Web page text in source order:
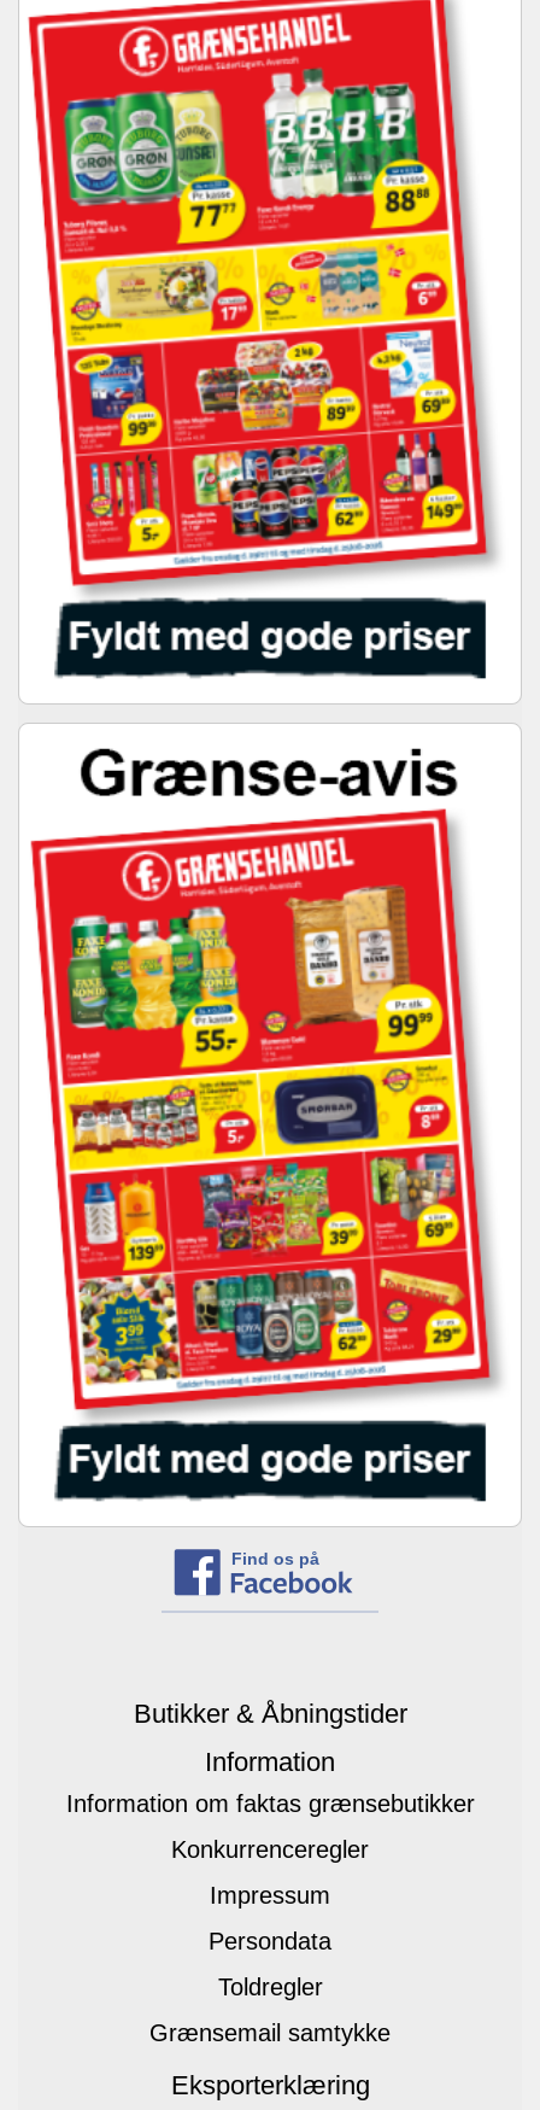
Find os på
Butikker & Åbningstider
Information
Information om faktas grænsebutikker
Konkurrenceregler
Impressum
Persondata
Toldregler
Grænsemail samtykke
Eksporterklæring